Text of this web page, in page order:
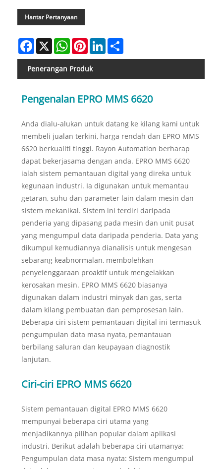
Hantar Pertanyaan
Facebook
X WhatsAppPinterestLinkedIn
Penerangan Produk
Pengenalan EPRO MMS 6620
Anda dialu-alukan untuk datang ke kilang kami untuk
membeli jualan terkini, harga rendah dan EPRO MMS
6620 berkualiti tinggi. Rayon Automation berharap
dapat bekerjasama dengan anda. EPRO MMS 6620
ialah sistem pemantauan digital yang direka untuk
kegunaan industri. Ia digunakan untuk memantau
getaran, suhu dan parameter lain dalam mesin dan
sistem mekanikal. Sistem ini terdiri daripada
penderia yang dipasang pada mesin dan unit pusat
yang mengumpul data daripada penderia. Data yang
dikumpul kemudiannya dianalisis untuk mengesan
sebarang keabnormalan, membolehkan
penyelenggaraan proaktif untuk mengelakkan
kerosakan mesin. EPRO MMS 6620 biasanya
digunakan dalam industri minyak dan gas, serta
dalam kilang pembuatan dan pemprosesan lain.
Beberapa ciri sistem pemantauan digital ini termasuk
pengumpulan data masa nyata, pemantauan
berbilang saluran dan keupayaan diagnostik
lanjutan.
Ciri-ciri EPRO MMS 6620
Sistem pemantauan digital EPRO MMS 6620
mempunyai beberapa ciri utama yang
menjadikannya pilihan popular dalam aplikasi
industri. Berikut adalah beberapa ciri utamanya:
Pengumpulan data masa nyata: Sistem mengumpul